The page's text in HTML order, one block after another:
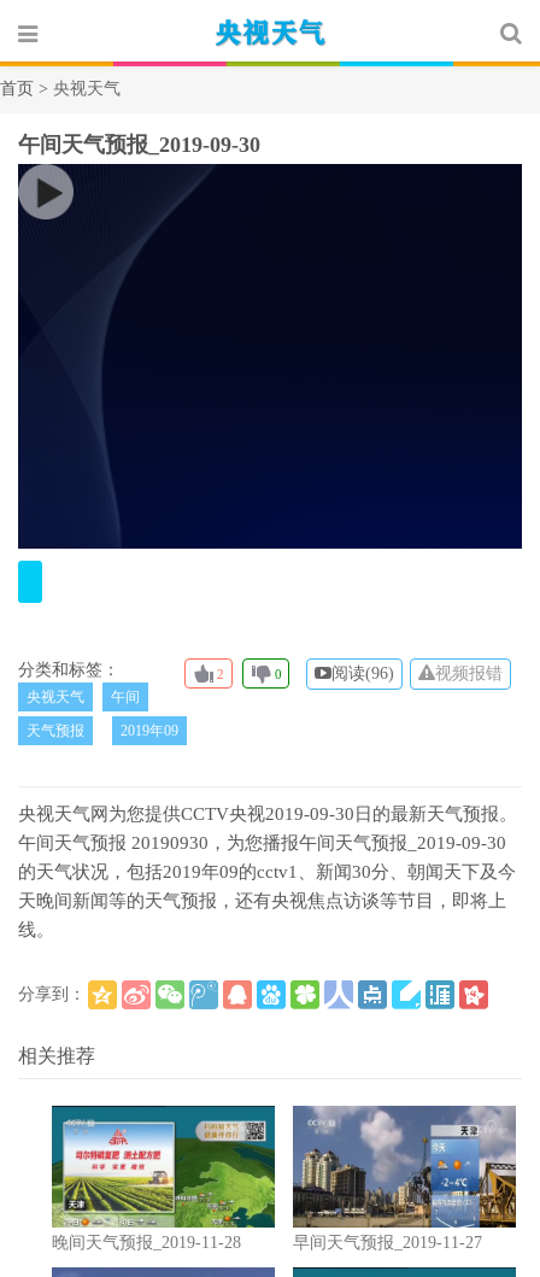
首页 > 央视天气
午间天气预报_2019-09-30
2 0 阅读(96) 视频报错
分类和标签：
央视天气
午间
天气预报
2019年09
央视天气网为您提供CCTV央视2019-09-30日的最新天气预报。
午间天气预报 20190930，为您播报午间天气预报_2019-09-30
的天气状况，包括2019年09的cctv1、新闻30分、朝闻天下及今
天晚间新闻等的天气预报，还有央视焦点访谈等节目，即将上
线。
分享到：
相关推荐
晚间天气预报_2019-11-28 早间天气预报_2019-11-27